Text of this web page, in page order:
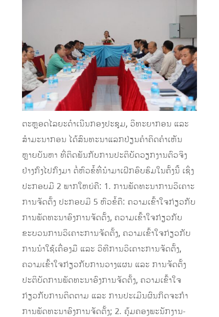
ຕະຫຼອດໄລຍະດຳເນີນກອງປະຊຸມ, ວິທະຍາກອນ ແລະ
ສຳມະນາກອນ ໄດ້ສົນທະນາແລກປ່ຽນຄຳຄິດຄຳເຫັນ
ຫຼາຍບັນຫາ ທີ່ຕິດພັນກັບການປະຕິບັດວຽກງານຕົວຈິງ
ຢ່າງກົງໄປກົງມາ ຕໍ່ຫົວຂໍ້ທີ່ນຳມາເຝິກອົບຮົມໃນຄັ້ງນີ້ ເຊິ່ງ
ປະກອບມີ 2 ພາກໃຫຍ່ຄື: 1. ການພັດທະນາການວິເຄາະ
ການຈັດຕັ້ງ ປະກອບມີ 5 ຫົວຂໍ້ຄື: ຄວາມເຂົ້າໃຈກ່ຽວກັບ
ການພັດທະນາອົງການຈັດຕັ້ງ, ຄວາມເຂົ້າໃຈກ່ຽວກັບ
ຂະບວນການວິເຄາະການຈັດຕັ້ງ, ຄວາມເຂົ້າໃຈກ່ຽວກັບ
ການນໍາໃຊ້ເຄື່ອງມື ແລະ ວິທີການວິເຄາະການຈັດຕັ້ງ,
ຄວາມເຂົ້າໃຈກ່ຽວກັບການວາງແຜນ ແລະ ການຈັດຕັ້ງ
ປະຕິບັດການພັດທະນາອົງການຈັດຕັ້ງ, ຄວາມເຂົ້າໃຈ
ກ່ຽວກັບການຕິດຕາມ ແລະ ການປະເມີນຜົນກິດຈະກໍາ
ການພັດທະນາອົງການຈັດຕັ້ງ; 2. ຄຸ້ມຄອງພະນັກງານ-